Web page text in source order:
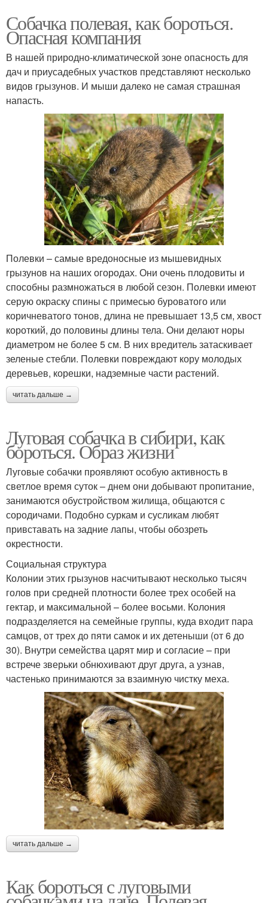
Собачка полевая, как бороться.
Опасная компания
В нашей природно-климатической зоне опасность для
дач и приусадебных участков представляют несколько
видов грызунов. И мыши далеко не самая страшная
напасть.
Полевки – самые вредоносные из мышевидных
грызунов на наших огородах. Они очень плодовиты и
способны размножаться в любой сезон. Полевки имеют
серую окраску спины с примесью буроватого или
коричневатого тонов, длина не превышает 13,5 см, хвост
короткий, до половины длины тела. Они делают норы
диаметром не более 5 см. В них вредитель затаскивает
зеленые стебли. Полевки повреждают кору молодых
деревьев, корешки, надземные части растений.
читать дальше →
Луговая собачка в сибири, как
бороться. Образ жизни
Луговые собачки проявляют особую активность в
светлое время суток – днем они добывают пропитание,
занимаются обустройством жилища, общаются с
сородичами. Подобно суркам и сусликам любят
привставать на задние лапы, чтобы обозреть
окрестности.
Социальная структура
Колонии этих грызунов насчитывают несколько тысяч
голов при средней плотности более трех особей на
гектар, и максимальной – более восьми. Колония
подразделяется на семейные группы, куда входит пара
самцов, от трех до пяти самок и их детеныши (от 6 до
30). Внутри семейства царят мир и согласие – при
встрече зверьки обнюхивают друг друга, а узнав,
частенько принимаются за взаимную чистку меха.
читать дальше →
Как бороться с луговыми